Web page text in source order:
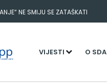
NE MOŽE BITI SLUČAJNI PREVID,
VLADA FBIH I NJENI KADROVI
VIJESTI O SDA